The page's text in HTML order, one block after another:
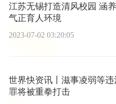
江苏无锡打造清风校园 涵
气正育人环境
2023-07-02 03:20:05
世界快资讯丨滋事凌弱等违
罪将被重拳打击